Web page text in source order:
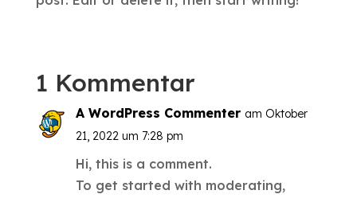
1 Kommentar
A WordPress Commenter am Oktober
21, 2022 um 7:28 pm
Hi, this is a comment.
To get started with moderating,